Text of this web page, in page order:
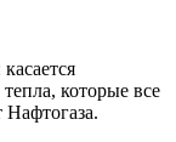
которые все